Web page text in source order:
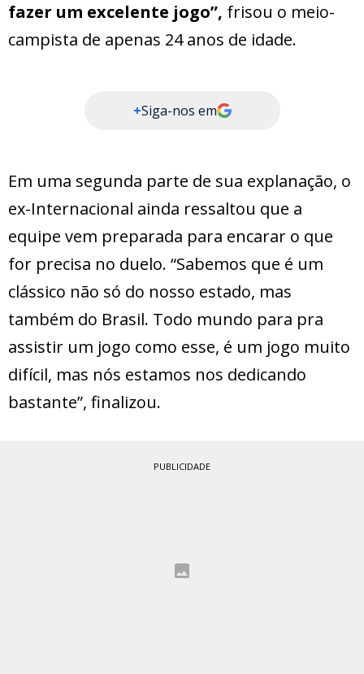
fazer um excelente jogo”, frisou o meio-
campista de apenas 24 anos de idade.
+Siga-nos em
Em uma segunda parte de sua explanação, o
ex-Internacional ainda ressaltou que a
equipe vem preparada para encarar o que
for precisa no duelo. “Sabemos que é um
clássico não só do nosso estado, mas
também do Brasil. Todo mundo para pra
assistir um jogo como esse, é um jogo muito
difícil, mas nós estamos nos dedicando
bastante”, finalizou.
PUBLICIDADE